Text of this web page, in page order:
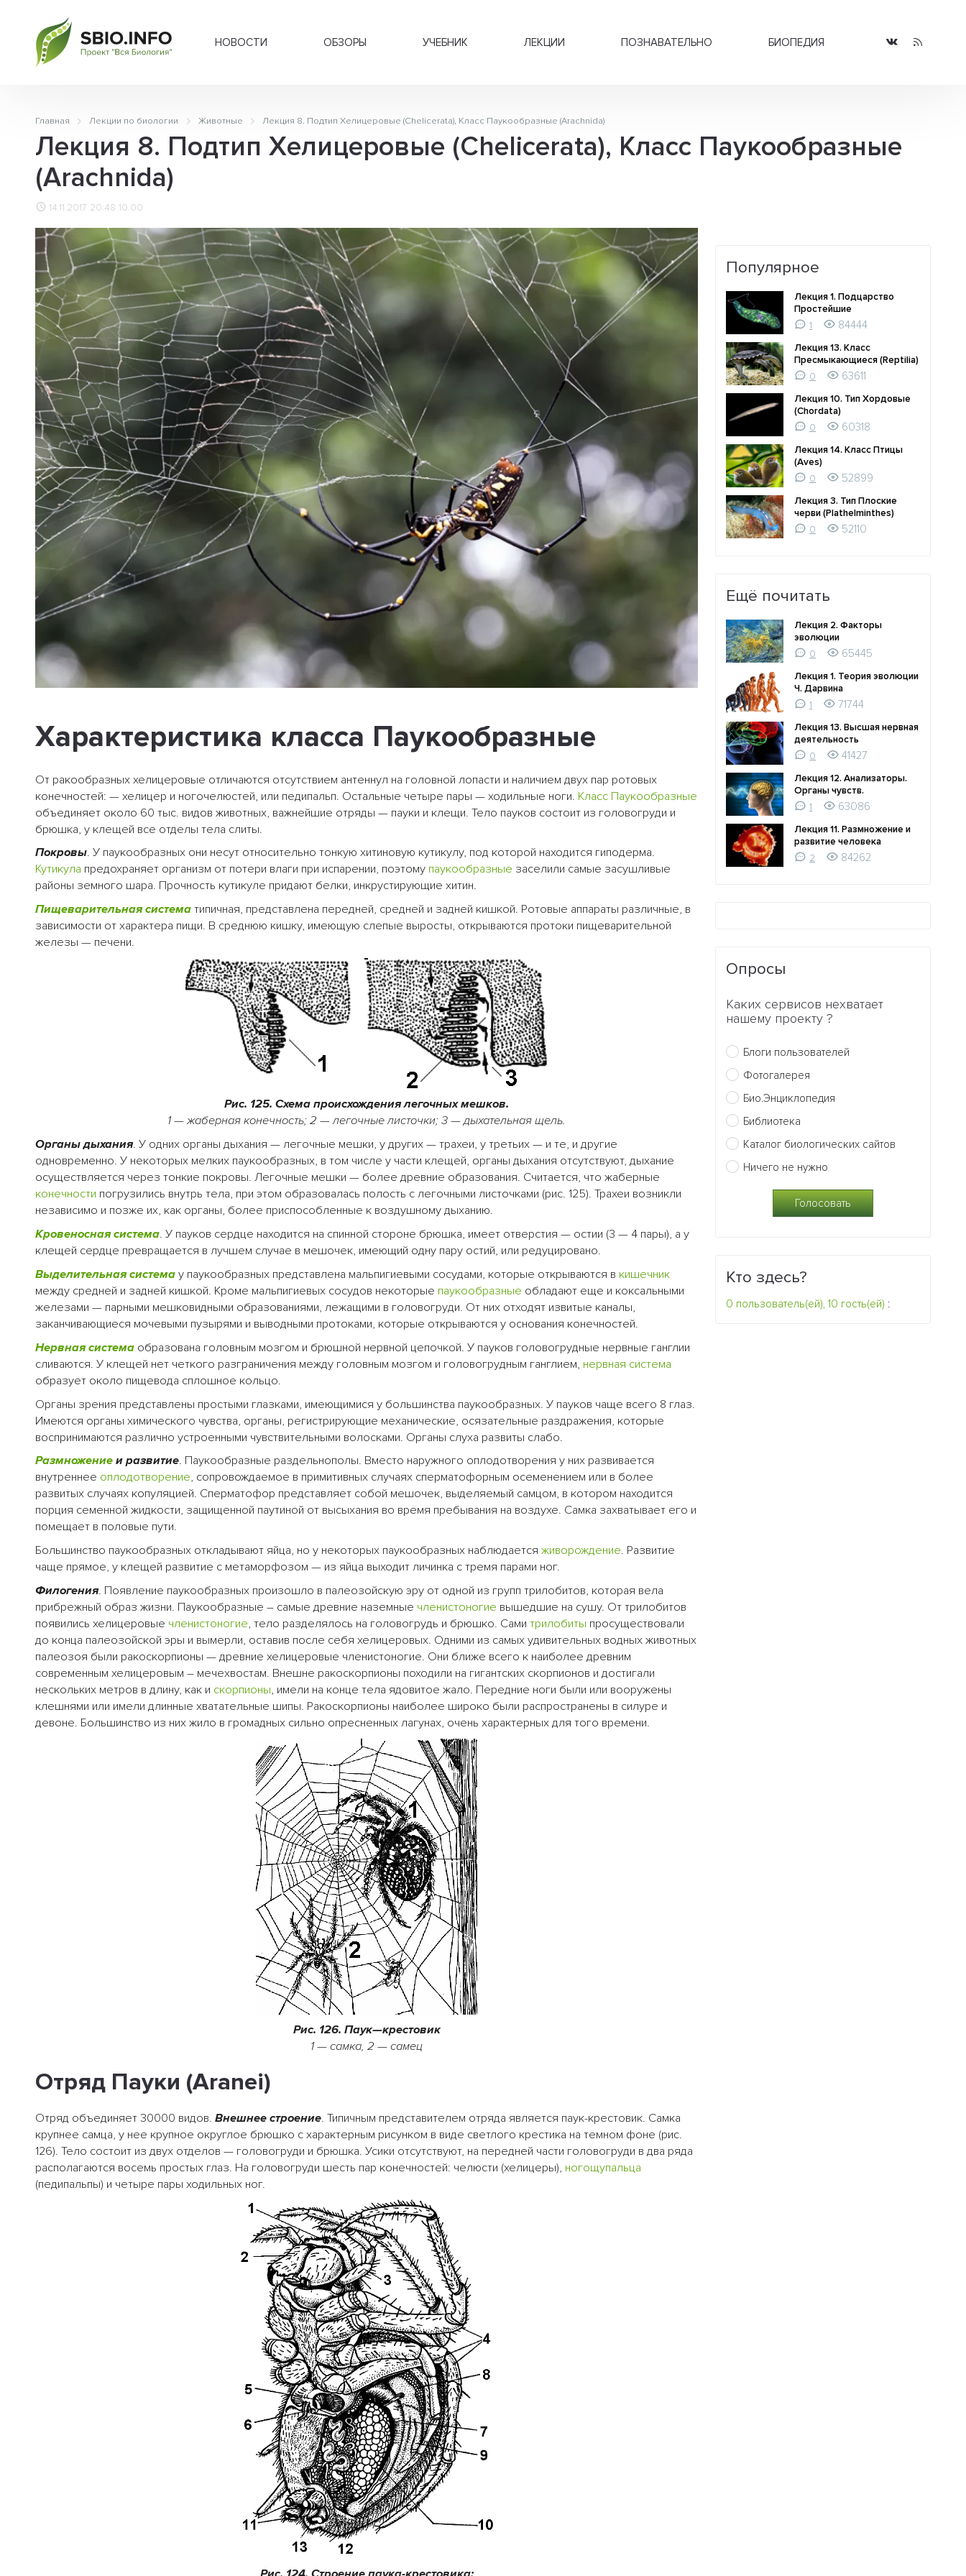
НОВОСТИ ОБЗОРЫ УЧЕБНИК ЛЕКЦИИ ПОЗНАВАТЕЛЬНО БИОПЕДИЯ
Главная Лекции по биологии Животные Лекция 8. Подтип Хелицеровые (Chelicerata), Класс Паукообразные (Arachnida)
Лекция 8. Подтип Хелицеровые (Chelicerata), Класс Паукообразные
(Arachnida)
14.11.2017 20:48 10.00
Характеристика класса Паукообразные
От ракообразных хелицеровые отличаются отсутствием антеннул на головной лопасти и наличием двух пар ротовых
конечностей: — хелицер и ногочелюстей, или педипальп. Остальные четыре пары — ходильные ноги. Класс Паукообразные
объединяет около 60 тыс. видов животных, важнейшие отряды — пауки и клещи. Тело пауков состоит из головогруди и
брюшка, у клещей все отделы тела слиты.
Покровы. У паукообразных они несут относительно тонкую хитиновую кутикулу, под которой находится гиподерма.
Кутикула предохраняет организм от потери влаги при испарении, поэтому паукообразные заселили самые засушливые
районы земного шара. Прочность кутикуле придают белки, инкрустирующие хитин.
Пищеварительная система типичная, представлена передней, средней и задней кишкой. Ротовые аппараты различные, в
зависимости от характера пищи. В среднюю кишку, имеющую слепые выросты, открываются протоки пищеварительной
железы — печени.
Рис. 125. Схема происхождения легочных мешков.
1 — жаберная конечность; 2 — легочные листочки; 3 — дыхательная щель.
Органы дыхания. У одних органы дыхания — легочные мешки, у других — трахеи, у третьих — и те, и другие
одновременно. У некоторых мелких паукообразных, в том числе у части клещей, органы дыхания отсутствуют, дыхание
осуществляется через тонкие покровы. Легочные мешки — более древние образования. Считается, что жаберные
конечности погрузились внутрь тела, при этом образовалась полость с легочными листочками (рис. 125). Трахеи возникли
независимо и позже их, как органы, более приспособленные к воздушному дыханию.
Кровеносная система. У пауков сердце находится на спинной стороне брюшка, имеет отверстия — остии (3 — 4 пары), а у
клещей сердце превращается в лучшем случае в мешочек, имеющий одну пару остий, или редуцировано.
Выделительная система у паукообразных представлена мальпигиевыми сосудами, которые открываются в кишечник
между средней и задней кишкой. Кроме мальпигиевых сосудов некоторые паукообразные обладают еще и коксальными
железами — парными мешковидными образованиями, лежащими в головогруди. От них отходят извитые каналы,
заканчивающиеся мочевыми пузырями и выводными протоками, которые открываются у основания конечностей.
Нервная система образована головным мозгом и брюшной нервной цепочкой. У пауков головогрудные нервные ганглии
сливаются. У клещей нет четкого разграничения между головным мозгом и головогрудным ганглием, нервная система
образует около пищевода сплошное кольцо.
Органы зрения представлены простыми глазками, имеющимися у большинства паукообразных. У пауков чаще всего 8 глаз.
Имеются органы химического чувства, органы, регистрирующие механические, осязательные раздражения, которые
воспринимаются различно устроенными чувствительными волосками. Органы слуха развиты слабо.
Размножение и развитие. Паукообразные раздельнополы. Вместо наружного оплодотворения у них развивается
внутреннее оплодотворение, сопровождаемое в примитивных случаях сперматофорным осеменением или в более
развитых случаях копуляцией. Сперматофор представляет собой мешочек, выделяемый самцом, в котором находится
порция семенной жидкости, защищенной паутиной от высыхания во время пребывания на воздухе. Самка захватывает его и
помещает в половые пути.
Большинство паукообразных откладывают яйца, но у некоторых паукообразных наблюдается живорождение. Развитие
чаще прямое, у клещей развитие с метаморфозом — из яйца выходит личинка с тремя парами ног.
Филогения. Появление паукообразных произошло в палеозойскую эру от одной из групп трилобитов, которая вела
прибрежный образ жизни. Паукообразные – самые древние наземные членистоногие вышедшие на сушу. От трилобитов
появились хелицеровые членистоногие, тело разделялось на головогрудь и брюшко. Сами трилобиты просуществовали
до конца палеозойской эры и вымерли, оставив после себя хелицеровых. Одними из самых удивительных водных животных
палеозоя были ракоскорпионы — древние хелицеровые членистоногие. Они ближе всего к наиболее древним
современным хелицеровым – мечехвостам. Внешне ракоскорпионы походили на гигантских скорпионов и достигали
нескольких метров в длину, как и скорпионы, имели на конце тела ядовитое жало. Передние ноги были или вооружены
клешнями или имели длинные хватательные шипы. Ракоскорпионы наиболее широко были распространены в силуре и
девоне. Большинство из них жило в громадных сильно опресненных лагунах, очень характерных для того времени.
Рис. 126. Паук—крестовик
1 — самка, 2 — самец
Отряд Пауки (Aranei)
Отряд объединяет 30000 видов. Внешнее строение. Типичным представителем отряда является паук-крестовик. Самка
крупнее самца, у нее крупное округлое брюшко с характерным рисунком в виде светлого крестика на темном фоне (рис.
126). Тело состоит из двух отделов — головогруди и брюшка. Усики отсутствуют, на передней части головогруди в два ряда
располагаются восемь простых глаз. На головогруди шесть пар конечностей: челюсти (хелицеры), ногощупальца
(педипальпы) и четыре пары ходильных ног.
Популярное
Лекция 1. Подцарство
Простейшие
1
84444
Лекция 13. Класс
Пресмыкающиеся (Reptilia)
0
63611
Лекция 10. Тип Хордовые
(Chordata)
0
60318
Лекция 14. Класс Птицы
(Aves)
0
52899
Лекция 3. Тип Плоские
черви (Plathelminthes)
0
52110
Ещё почитать
Лекция 2. Факторы
эволюции
0
65445
Лекция 1. Теория эволюции
Ч. Дарвина
1
71744
Лекция 13. Высшая нервная
деятельность
0
41427
Лекция 12. Анализаторы.
Органы чувств.
1
63086
Лекция 11. Размножение и
развитие человека
2
84262
Опросы
Каких сервисов нехватает
нашему проекту ?
Блоги пользователей
Фотогалерея
Био.Энциклопедия
Библиотека
Каталог биологических сайтов
Ничего не нужно
Кто здесь?
0 пользователь(ей), 10 гость(ей) :